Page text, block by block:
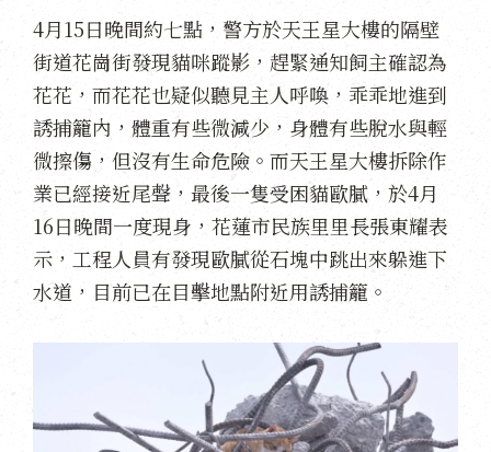
4月15日晚間約七點，警方於天王星大樓的隔壁
街道花崗街發現貓咪蹤影，趕緊通知飼主確認為
花花，而花花也疑似聽見主人呼喚，乖乖地進到
誘捕籠內，體重有些微減少，身體有些脫水與輕
微擦傷，但沒有生命危險。而天王星大樓拆除作
業已經接近尾聲，最後一隻受困貓歐膩，於4月
16日晚間一度現身，花蓮市民族里里長張東耀表
示，工程人員有發現歐膩從石塊中跳出來躲進下
水道，目前已在目擊地點附近用誘捕籠。